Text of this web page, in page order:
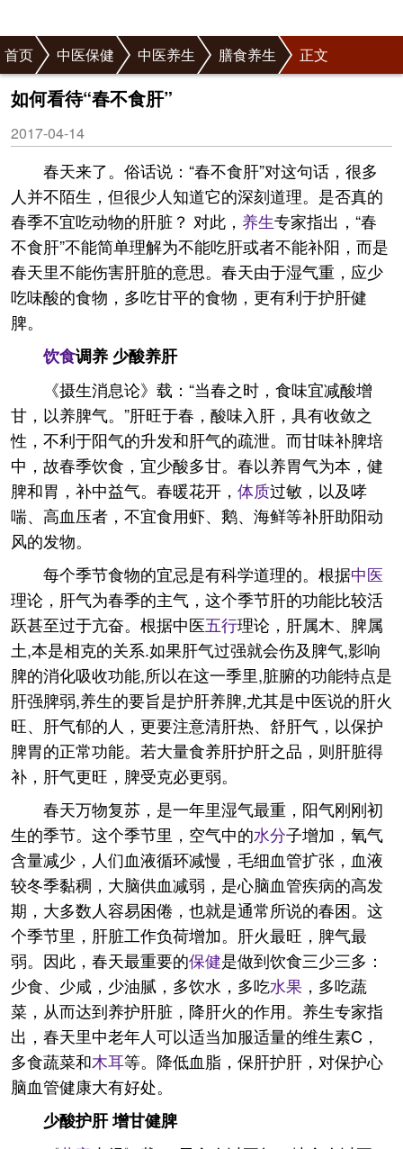
首页 中医保健 中医养生 膳食养生 正文
如何看待“春不食肝”
2017-04-14
春天来了。俗话说：“春不食肝”对这句话，很多
人并不陌生，但很少人知道它的深刻道理。是否真的
春季不宜吃动物的肝脏？ 对此， 养生专家指出，“春
不食肝”不能简单理解为不能吃肝或者不能补阳，而是
春天里不能伤害肝脏的意思。春天由于湿气重，应少
吃味酸的食物，多吃甘平的食物，更有利于护肝健
脾。
饮食调养 少酸养肝
《摄生消息论》载：“当春之时，食味宜减酸增
甘，以养脾气。”肝旺于春，酸味入肝，具有收敛之
性，不利于阳气的升发和肝气的疏泄。而甘味补脾培
中，故春季饮食，宜少酸多甘。春以养胃气为本，健
脾和胃，补中益气。春暖花开， 体质过敏，以及哮
喘、高血压者，不宜食用虾、鹅、海鲜等补肝助阳动
风的发物。
每个季节食物的宜忌是有科学道理的。根据中医
理论，肝气为春季的主气，这个季节肝的功能比较活
跃甚至过于亢奋。根据中医五行理论，肝属木、脾属
土,本是相克的关系.如果肝气过强就会伤及脾气,影响
脾的消化吸收功能,所以在这一季里,脏腑的功能特点是
肝强脾弱,养生的要旨是护肝养脾,尤其是中医说的肝火
旺、肝气郁的人，更要注意清肝热、舒肝气，以保护
脾胃的正常功能。若大量食养肝护肝之品，则肝脏得
补，肝气更旺，脾受克必更弱。
春天万物复苏，是一年里湿气最重，阳气刚刚初
生的季节。这个季节里，空气中的水分子增加，氧气
含量减少，人们血液循环减慢，毛细血管扩张，血液
较冬季黏稠，大脑供血减弱，是心脑血管疾病的高发
期，大多数人容易困倦，也就是通常所说的春困。这
个季节里，肝脏工作负荷增加。肝火最旺，脾气最
弱。因此，春天最重要的保健是做到饮食三少三多：
少食、少咸，少油腻，多饮水，多吃水果 ，多吃蔬
菜，从而达到养护肝脏，降肝火的作用。养生专家指
出，春天里中老年人可以适当加服适量的维生素C，
多食蔬菜和木耳等。降低血脂，保肝护肝，对保护心
脑血管健康大有好处。
少酸护肝 增甘健脾